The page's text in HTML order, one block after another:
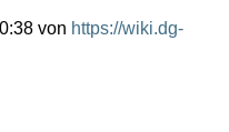
von https://wiki.dg-